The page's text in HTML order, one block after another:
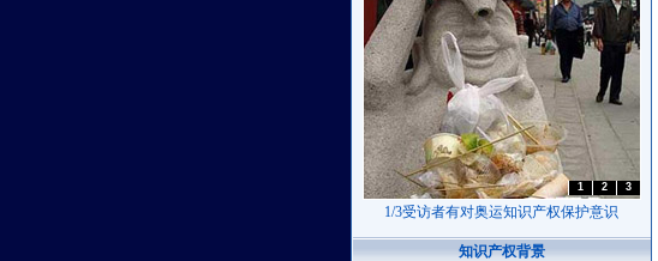
1/3受访者有对奥运知识产权保护意识
1 2 3
知识产权背景